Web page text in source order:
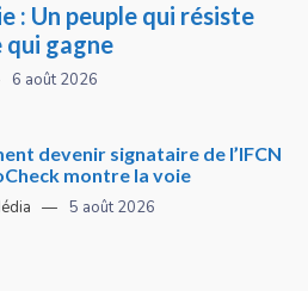
: Un peuple qui résiste
qui gagne
6 août 2026
devenir signataire de l’IFCN
montre la voie
5 août 2026